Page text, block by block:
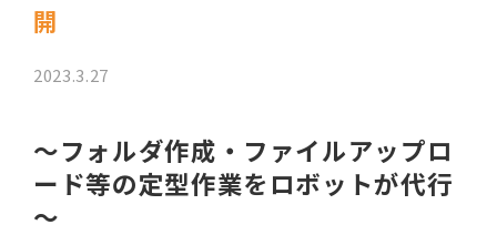
開
2023.3.27
～フォルダ作成・ファイルアップロ
ード等の定型作業をロボットが代行
～